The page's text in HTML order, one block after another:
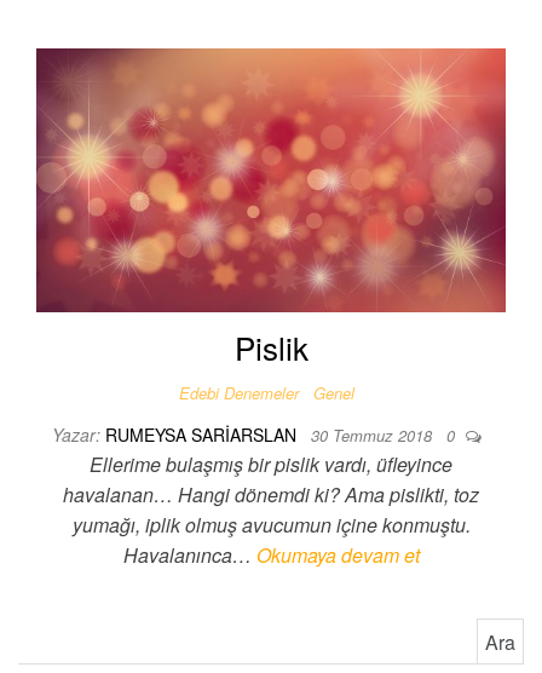
Pislik
Edebi Denemeler Genel
Yazar: RUMEYSA SARIARSLAN 30 Temmuz 2018 0
Ellerime bulaşmış bir pislik vardı, üfleyince
havalanan… Hangi dönemdi ki? Ama pislikti, toz
yumağı, iplik olmuş avucumun içine konmuştu.
Havalanınca… Okumaya devam et